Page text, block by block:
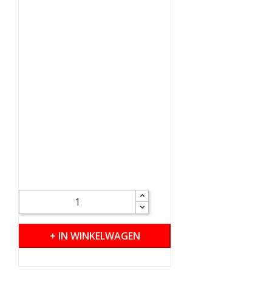
+ IN WINKELWAGEN